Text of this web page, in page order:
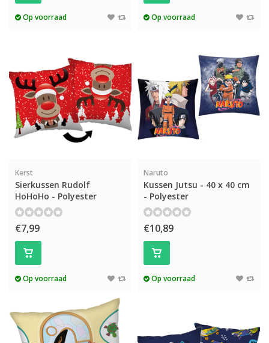
Op voorraad Op voorraad
Kerst
Sierkussen Rudolf
HoHoHo - Polyester
€7,99
Op voorraad
Naruto
Kussen Jutsu - 40 x 40 cm
- Polyester
€10,89
Op voorraad